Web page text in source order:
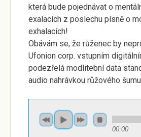
která bude pojednávat o
exalacích z poslechu písně o
exhalacích!
Obávám se, že růženec by
Ufonion corp. vstupním
podezřelá modlitební data
audio nahrávkou růžového
00:00